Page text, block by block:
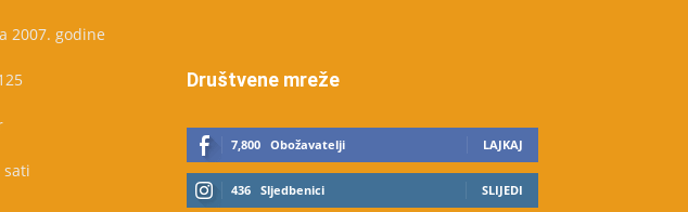
2007. godine
sati
Društvene mreže
7,800 Obožavatelji LAJKAJ
436 Sljedbenici SLIJEDI